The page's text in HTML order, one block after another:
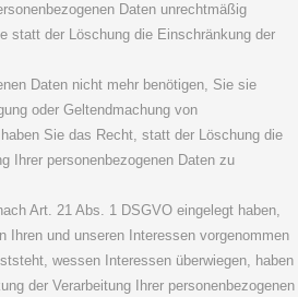
Daten unrechtmäßig
statt der Löschung die Einschränkung der
Daten nicht mehr benötigen, Sie sie
oder Geltendmachung von
Sie das Recht, statt der Löschung die
Ihrer personenbezogenen Daten zu
Art. 21 Abs. 1 DSGVO eingelegt haben,
Ihren und unseren Interessen vorgenommen
wessen Interessen überwiegen, haben
der Verarbeitung Ihrer personenbezogenen